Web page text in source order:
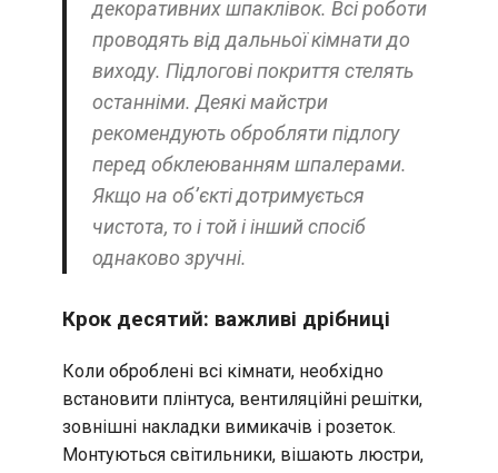
декоративних шпаклівок. Всі роботи
проводять від дальньої кімнати до
виходу. Підлогові покриття стелять
останніми. Деякі майстри
рекомендують обробляти підлогу
перед обклеюванням шпалерами.
Якщо на об’єкті дотримується
чистота, то і той і інший спосіб
однаково зручні.
Крок десятий: важливі дрібниці
Коли оброблені всі кімнати, необхідно
встановити плінтуса, вентиляційні решітки,
зовнішні накладки вимикачів і розеток.
Монтуються світильники, вішають люстри,